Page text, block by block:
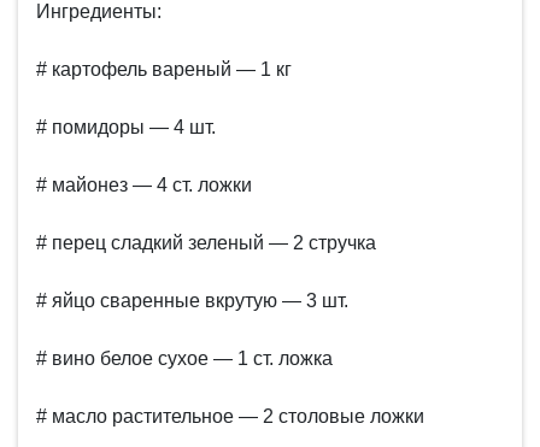
Ингредиенты:
# картофель вареный — 1 кг
# помидоры — 4 шт.
# майонез — 4 ст. ложки
# перец сладкий зеленый — 2 стручка
# яйцо сваренные вкрутую — 3 шт.
# вино белое сухое — 1 ст. ложка
# масло растительное — 2 столовые ложки